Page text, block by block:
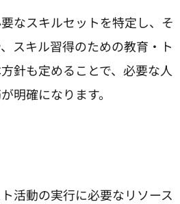
なスキルセットを特定し、そ
スキル習得のための教育・ト
針も定めることで、必要な人
明確になります。
活動の実行に必要なリソース